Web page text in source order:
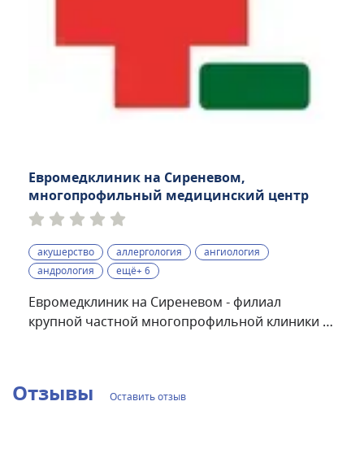
Евромедклиник на Сиреневом,
многопрофильный медицинский центр
акушерство аллергология
ангиология
андрология
ещё+ 6
Евромедклиник на Сиреневом - филиал
крупной частной многопрофильной клиники в
гинекология, стоматология и др. Клиника
Отзывы Оставить отзыв